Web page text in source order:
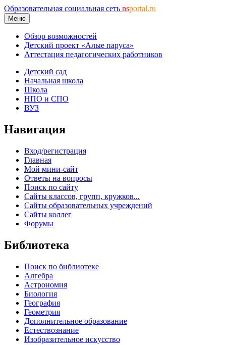
Образовательная социальная сеть nsportal.ru
Меню
Обзор возможностей
Детский проект «Алые паруса»
Аттестация педагогических работников
Детский сад
Начальная школа
Школа
НПО и СПО
ВУЗ
Навигация
Вход/регистрация
Главная
Мой мини-сайт
Ответы на вопросы
Поиск по сайту
Сайты классов, групп, кружков...
Сайты образовательных учреждений
Сайты коллег
Форумы
Библиотека
Поиск по библиотеке
Алгебра
Астрономия
Биология
География
Геометрия
Дополнительное образование
Естествознание
Изобразительное искусство